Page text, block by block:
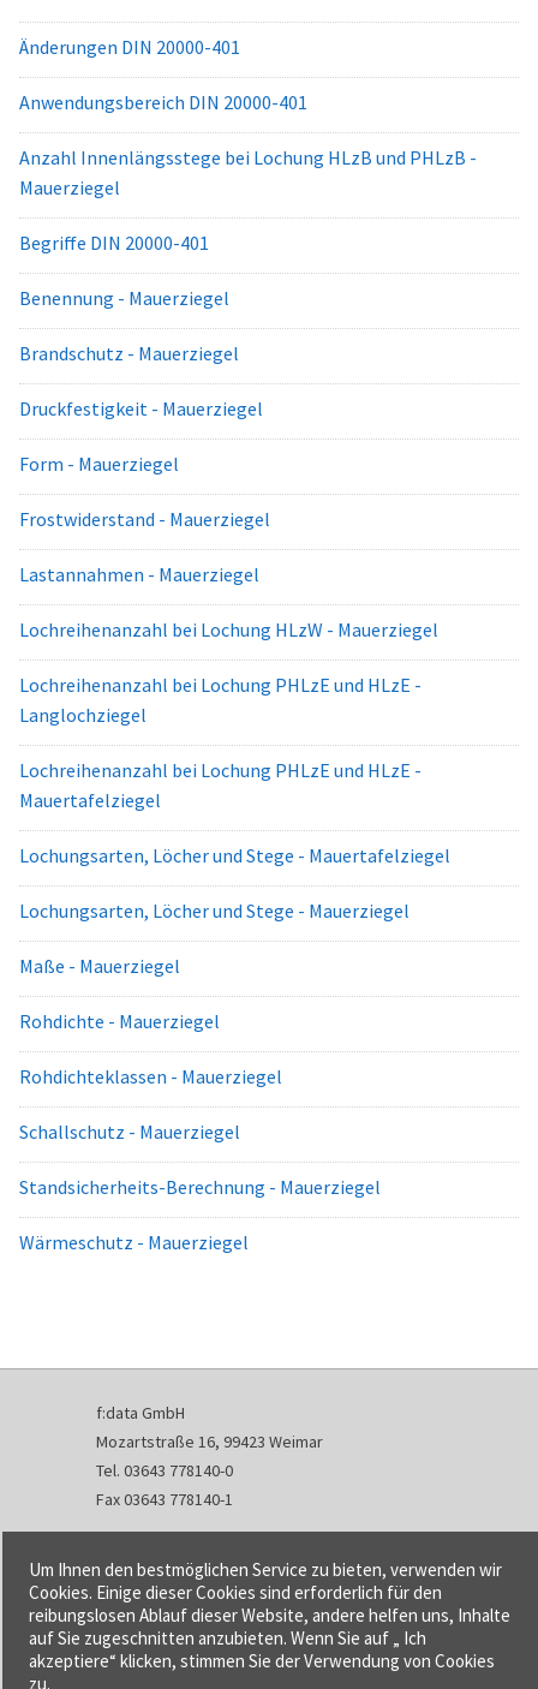
Änderungen DIN 20000-401
Anwendungsbereich DIN 20000-401
Anzahl Innenlängsstege bei Lochung HLzB und PHLzB -
Mauerziegel
Begriffe DIN 20000-401
Benennung - Mauerziegel
Brandschutz - Mauerziegel
Druckfestigkeit - Mauerziegel
Form - Mauerziegel
Frostwiderstand - Mauerziegel
Lastannahmen - Mauerziegel
Lochreihenanzahl bei Lochung HLzW - Mauerziegel
Lochreihenanzahl bei Lochung PHLzE und HLzE -
Langlochziegel
Lochreihenanzahl bei Lochung PHLzE und HLzE -
Mauertafelziegel
Lochungsarten, Löcher und Stege - Mauertafelziegel
Lochungsarten, Löcher und Stege - Mauerziegel
Maße - Mauerziegel
Rohdichte - Mauerziegel
Rohdichteklassen - Mauerziegel
Schallschutz - Mauerziegel
Standsicherheits-Berechnung - Mauerziegel
Wärmeschutz - Mauerziegel
f:data GmbH
Mozartstraße 16, 99423 Weimar
Tel. 03643 778140-0
Fax 03643 778140-1
info@fdata.de
Kontakt
Impressum
Datenschutzerklärung
Urheberrecht und Haftung
Um Ihnen den bestmöglichen Service zu bieten, verwenden wir
Cookies. Einige dieser Cookies sind erforderlich für den
reibungslosen Ablauf dieser Website, andere helfen uns, Inhalte
auf Sie zugeschnitten anzubieten. Wenn Sie auf „ Ich
akzeptiere“ klicken, stimmen Sie der Verwendung von Cookies
zu.